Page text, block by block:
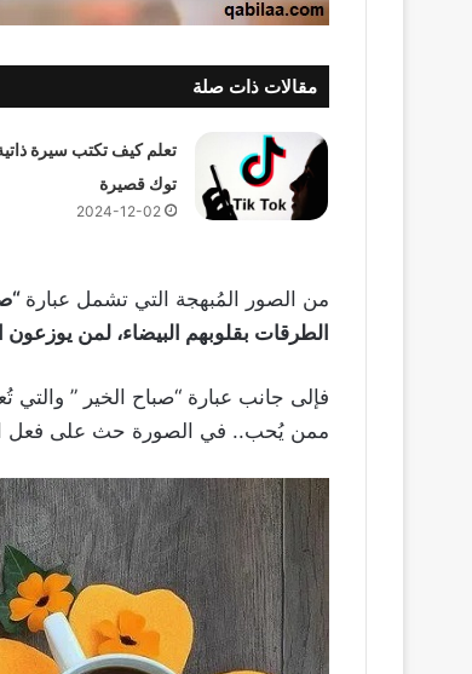
مقالات ذات صلة
تعلم كيف تكتب سيرة
توك قصيرة
2024-12-02
من الصور المُبهجة التي تشمل عبارة
الطرقات بقلوبهم البيضاء، لمن
فإلى جانب عبارة “صباح الخير ”
ممن يُحب.. في الصورة حث على فعل